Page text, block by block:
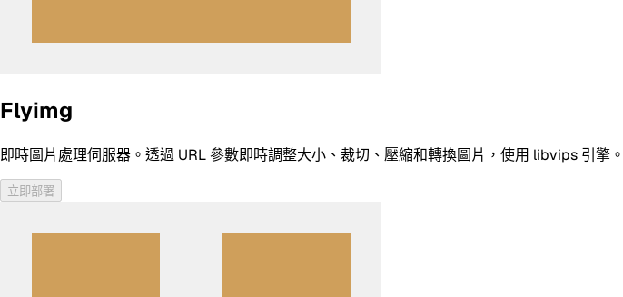
Flyimg
即時圖片處理伺服器。透過 URL 參數即時調整大小、裁切、壓縮和轉換圖片，使用 libvips 引擎
立即部署